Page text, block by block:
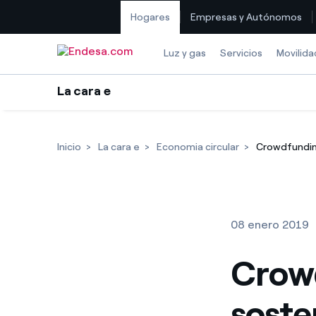
Hogares Empresas y Autónomos
Luz y gas Servicios
La cara e
Inicio La cara e Economia circular
08 enero 2019